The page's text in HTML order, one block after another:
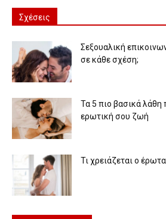
Σχέσεις
Σεξουαλική
σε κάθε σχέση;
Τα 5 πιο βασικά
ερωτική σου ζωή
Τι χρειάζεται ο